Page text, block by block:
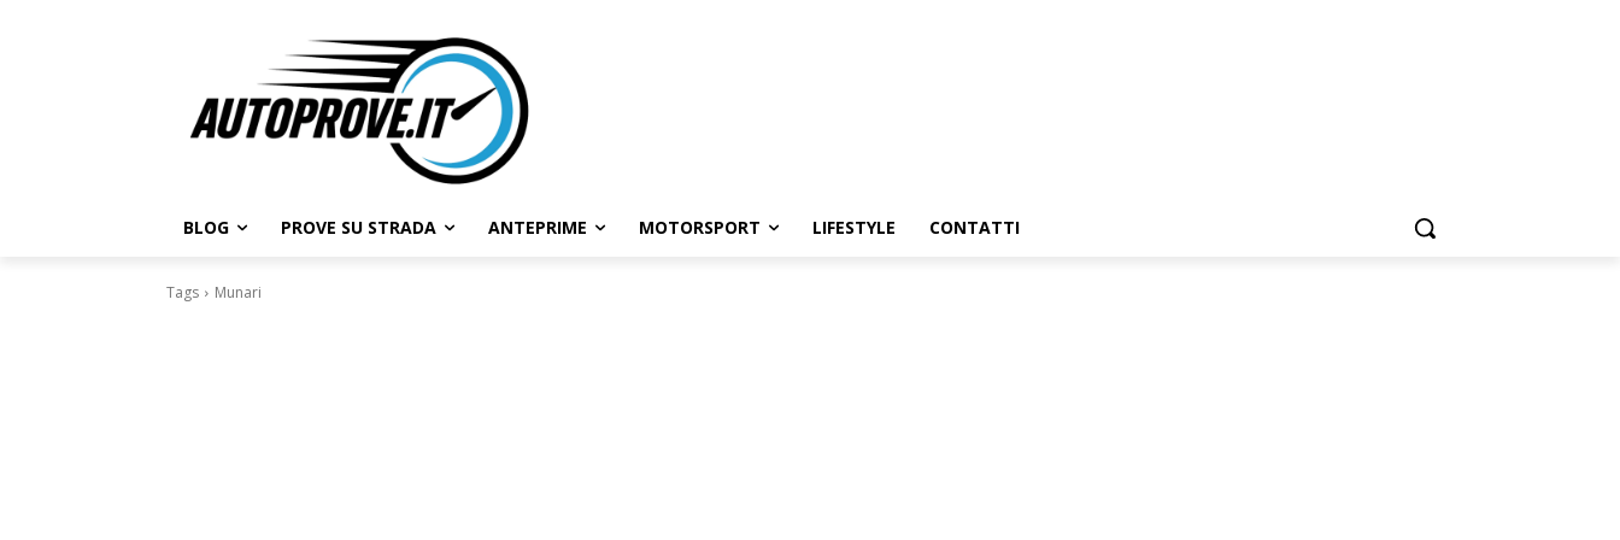
BLOG PROVE SU STRADA ANTEPRIME MOTORSPORT LIFESTYLE CONTATTI
Tags Munari